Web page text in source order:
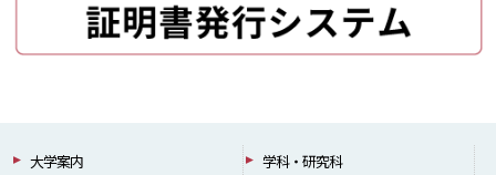
大学案内
学科・研究科